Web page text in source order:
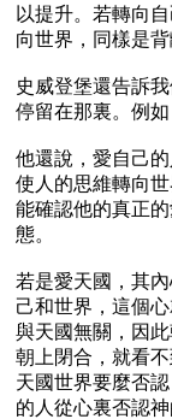
以提升。若轉向
向世界，同樣是
史威登堡還告訴
停留在那裏。例
他還說，愛自己
使人的思維轉向
能確認他的真正
態。
若是愛天國，其
己和世界，這個
與天國無關，因
朝上閉合，就看
天國世界要麼否
的人從心裏否認